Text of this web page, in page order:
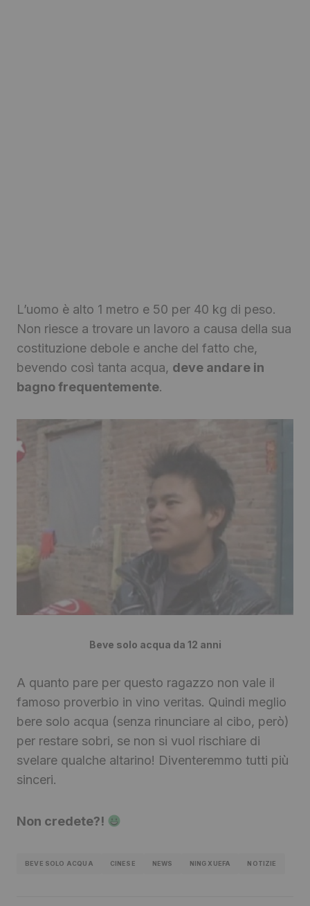
L’uomo è alto 1 metro e 50 per 40 kg di peso.
Non riesce a trovare un lavoro a causa della sua
costituzione debole e anche del fatto che,
bevendo così tanta acqua, deve andare in
bagno frequentemente.
Beve solo acqua da 12 anni
A quanto pare per questo ragazzo non vale il
famoso proverbio in vino veritas. Quindi meglio
bere solo acqua (senza rinunciare al cibo, però)
per restare sobri, se non si vuol rischiare di
svelare qualche altarino! Diventeremmo tutti più
sinceri.
Non credete?!
BEVE SOLO ACQUA CINESE NEWS NING XUEFA NOTIZIE